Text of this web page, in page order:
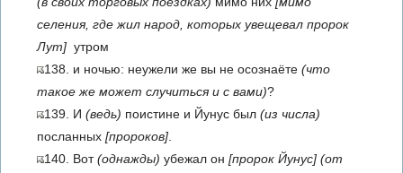
селения, где жил народ, которых увещевал пророк
Лут] утром
138. и ночью: неужели же вы не осознаёте (что
такое же может случиться и с вами)?
139. И (ведь) поистине и Йунус был (из числа)
посланных [пророков]
140. Вот(однажды) убежал он [пророк Йунус] (от